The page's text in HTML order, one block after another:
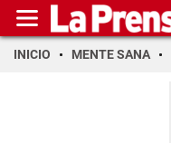
INICIO MENTE SANA